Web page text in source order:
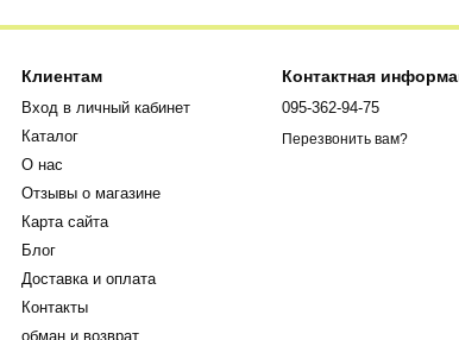
Клиентам
Вход в личный кабинет
Каталог
О нас
Отзывы о магазине
Карта сайта
Блог
Доставка и оплата
Контакты
обман и возврат
Контактная
095-362-94-75
Перезвонить вам?